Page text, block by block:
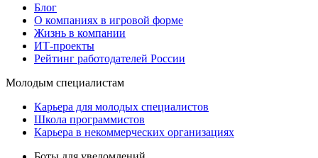
Блог
О компаниях в игровой форме
Жизнь в компании
ИТ-проекты
Рейтинг работодателей России
Молодым специалистам
Карьера для молодых специалистов
Школа программистов
Карьера в некоммерческих организациях